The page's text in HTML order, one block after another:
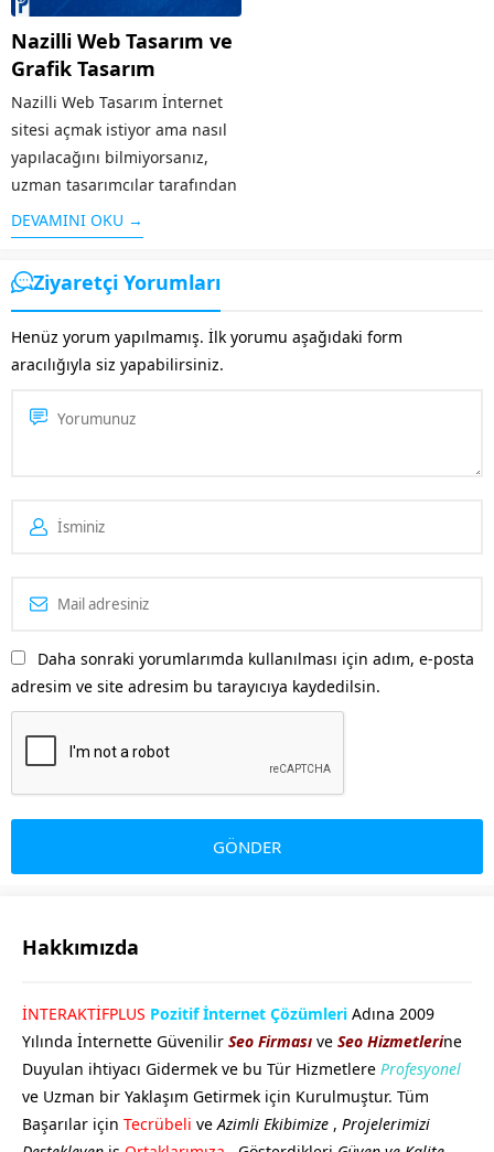
SEO desteği almanız oldukça
önemlidir. Bu...
Nazilli Web Tasarım ve
Grafik Tasarım
Nazilli Web Tasarım İnternet
sitesi açmak istiyor ama nasıl
yapılacağını bilmiyorsanız,
uzman tasarımcılar tarafından
kısa sürede hazırlanacak web
tasarım hizmetinden
yararlanabilirsiniz. Bu hizmet
kapsamında, faaliyet
alınarak, içeriklerin uygun bir
şekilde ziyaretçiler tarafından
görüntülenmesi
için Nazilli web...
DEVAMINI OKU →
Ziyaretçi Yorumları
Henüz yorum yapılmamış. İlk yorumu aşağıdaki form
aracılığıyla siz yapabilirsiniz.
Daha sonraki yorumlarımda kullanılması için adım, e-posta
adresim ve site adresim bu tarayıcıya kaydedilsin.
Hakkımızda
İNTERAKTİFPLUS Pozitif İnternet Çözümleri Adına 2009
Yılında İnternette Güvenilir Seo Firması ve Seo Hizmetlerine
Duyulan ihtiyacı Gidermek ve bu Tür Hizmetlere Profesyonel
ve Uzman bir Yaklaşım Getirmek için Kurulmuştur. Tüm
Başarılar için Tecrübeli veAzimli Ekibimize , Projelerimizi
GÖKHAN GÖKMEN